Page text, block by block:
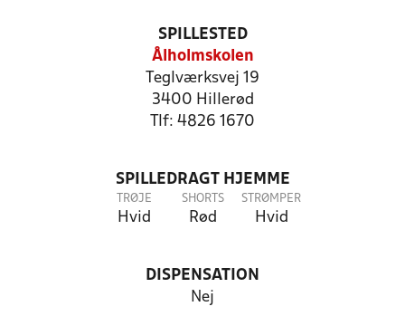
SPILLESTED
Ålholmskolen
Teglværksvej 19
3400 Hillerød
Tlf: 4826 1670
SPILLEDRAGT HJEMME
TRØJE
Hvid
SHORTS
Rød
STRØMPER
Hvid
DISPENSATION
Nej